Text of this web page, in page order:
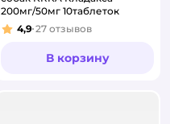
200мг/50мг 10таблеток
Рейтинг:
4,9 27 отзывов
В корзину